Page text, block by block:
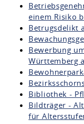
einem Risiko
Betrugsdelikt
Bewerbung
Württemberg
Bibliothek -
Bildträger -
für